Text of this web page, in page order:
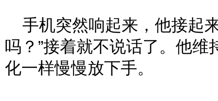
手机突然响起来，他接起
吗？”接着就不说话了。他
化一样慢慢放下手。